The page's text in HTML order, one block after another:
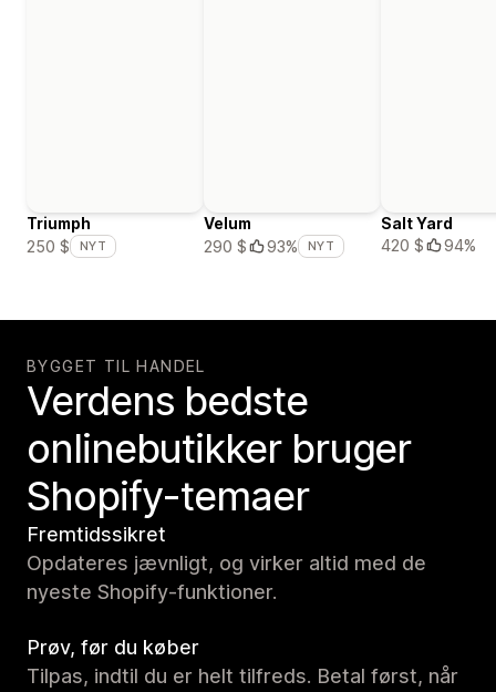
Triumph
250 $
NYT
Velum
290 $
93% NYT
Salt Yard
420 $
94%
BYGGET TIL HANDEL
Verdens bedste
onlinebutikker bruger
Shopify-temaer
Fremtidssikret
Opdateres jævnligt, og virker altid med de
nyeste Shopify-funktioner.
Prøv, før du køber
Tilpas, indtil du er helt tilfreds. Betal først, når